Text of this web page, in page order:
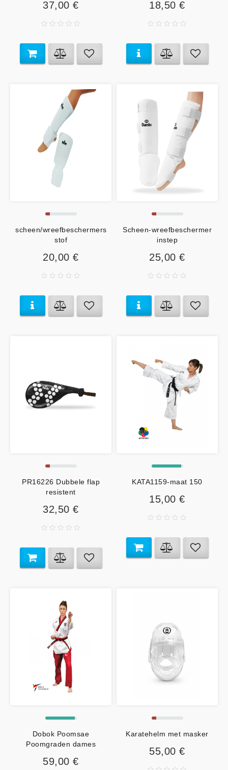
37,00 € 18,50 €
scheen/wreefbeschermers
stof
20,00 €
Scheen-wreefbeschermer
instep
25,00 €
PR16226 Dubbele flap
resistent
32,50 €
KATA1159-maat 150
15,00 €
Dobok Poomsae
Poomgraden dames
59,00 €
Karatehelm met masker
55,00 €